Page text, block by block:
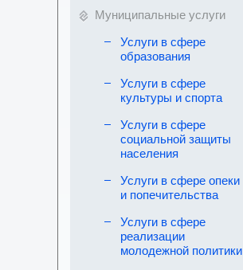
Муниципальные услуги
Услуги в сфере
образования
Услуги в сфере
культуры и спорта
Услуги в сфере
социальной защиты
населения
Услуги в сфере опеки
и попечительства
Услуги в сфере
реализации
молодежной политики